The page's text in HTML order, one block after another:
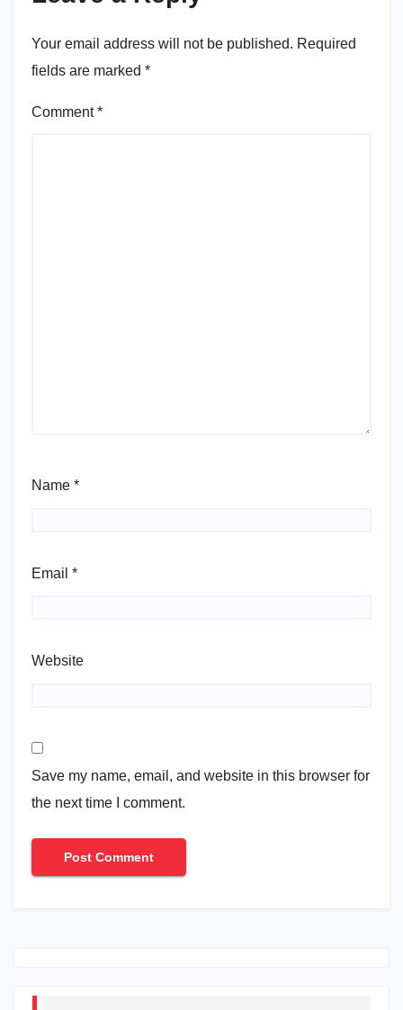
Your email address will not be published. Required
fields are marked *
Comment*
Name *
Email *
Website
Save my name, email, and website in this browser for
the next time I comment.